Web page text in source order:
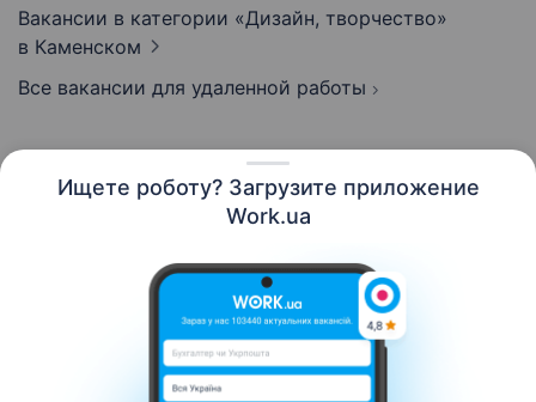
Ищете роботу? Загрузите приложение
Work.ua
Вакансии в категории «Дизайн, творчество»
в Каменском
Все вакансии для удаленной работы